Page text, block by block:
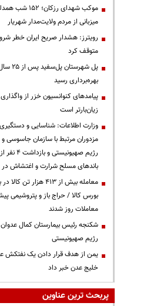
موکب شهدای
میزبانی از مردم ولایت‌مدار شهریار
رویترز: هشدار صریح ایران خطر
متوقف کرد
پل
بهره‌برداری رسید
پیامدهای کنوانسیون خزر از
زیان‌بارتر است
مزدوران مرتبط با سازمان جاسوسی
رژیم
باندهای مسلح شرارت و اغتشاش در
معامله بیش از ۴۱۳ هزار تن
بورس کالا / حراج باز و پتروشیمی
معاملات روز شدند
شکنجه رئیس بیمارستان کمال عدوان
رژیم صهیونیستی
یمن از هدف قرار دادن یک نفتکش
خلیج عدن خبر داد
پربحث ترین عناوین